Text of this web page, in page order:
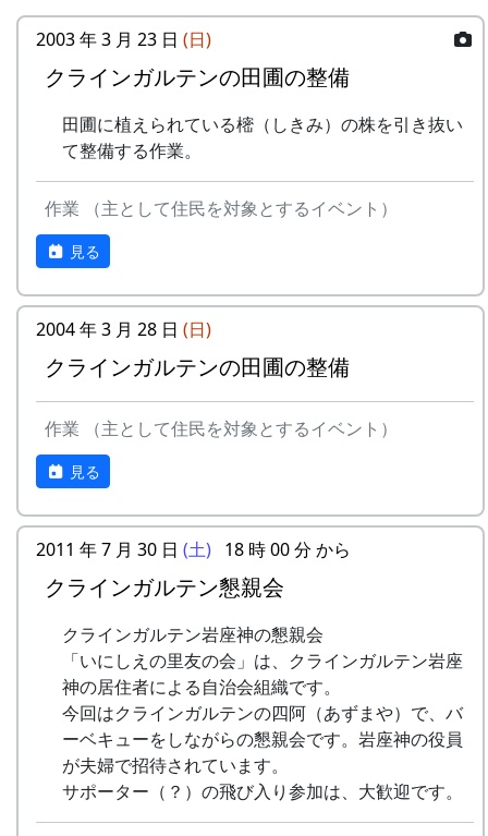
岩座神には、国道427号線から、二つの経路でア
クセスすることが出来ます。
南ルートは、
って、松井小学校を右手に見ながら、右折し
てひたすら北上する道です。
（CANYON MOUNTAIN CAMP）
千ヶ峰登山道三谷口
にいたり、さらに登
坂して 峠を越える道です。
以下の点に注意して下さい。
冬場は、北ルートは避けた方が無難です。日
中、国道に雪がない場合でも、峠の頂上付近
は凍結していて危険な場合があります。迂回
主催 : 岩座神地域協議会
問い合せ : 会長 XXXX 999-9999-9999
参加申込書：PDF
問い合せ・申込み：多可町地域振興課（担
当：XX）
TEL XXXX-XX-XXXX
FAX XXXX-XX-XXXX
Email:mailaddress
プログラム
日
7/27（土)
11:00
〃
12:00
昼食（各自持参）
〃
14:00
岩座神自然さんさくゲーム
〃
〃
麦）
用）
〃
11:00
あまごつかみ
〃
11:30
昼食
〃
12:00
かかしまつり
〃
13:00 棚田コンサート
2003 年 3 月 23 日 (日)
クラインガルテンの田圃の整備
田圃に植えられている樒（しきみ）の株を引き抜い
て整備する作業。
作業 （主として住民を対象とするイベント）
見る
2004 年 3 月 28 日 (日)
クラインガルテンの田圃の整備
作業 （主として住民を対象とするイベント）
見る
2011 年 7 月 30 日 (土) 18 時 00 分 から
クラインガルテン懇親会
クラインガルテン岩座神の懇親会
「いにしえの里友の会」は、クラインガルテン岩座
神の居住者による自治会組織です。
今回はクラインガルテンの四阿（あずまや）で、バ
ーベキューをしながらの懇親会です。岩座神の役員
が夫婦で招待されています。
サポーター（？）の飛び入り参加は、大歓迎です。